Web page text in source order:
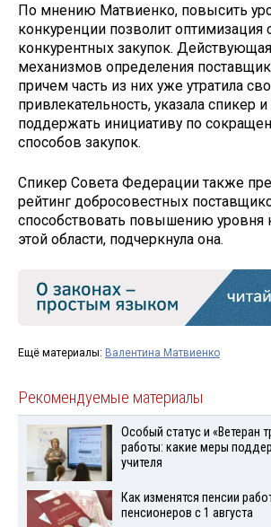
По мнению Матвиенко, повысить
конкуренции позволит оптимизация
конкурентных закупок.
механизмов определения
причем часть из них уже утратила
привлекательность, указала спикер
поддержать инициативу по
способов закупок.
Спикер Совета Федерации также
рейтинг добросовестных
способствовать повышению уровня
этой области, подчеркнула она.
Ещё материалы: Валентина Матвиенко
Рекомендуемые материалы
Особый статус и «Ветеран
работы: какие меры
учителя
Как изменятся пенсии
пенсионеров с 1 августа